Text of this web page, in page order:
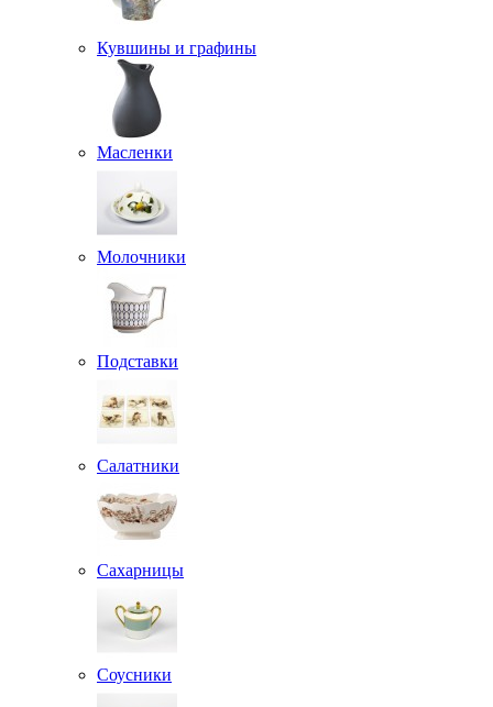
Кувшины и графины
Масленки
Молочники
Подставки
Салатники
Сахарницы
Соусники